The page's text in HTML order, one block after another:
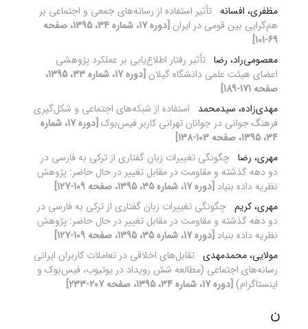
مظفری، افسانه تأثیر استفاده از رسانه‌های جمعی و اجتماعی بر
هم‌گرایی بین قومی در ایران
[دوره 17، شماره 34، 1395، صفحه
69-101]
معصومی‌راد، رضا تأثیر رفتار اطلاع‌یابی بر عملکرد پژوهشی
اعضای هیئت علمی دانشگاه گیلان
[دوره 17، شماره 33، 1395،
صفحه 171-189]
مهدی‌زاده، سیدمحمد
استفاده از شبکه‌های اجتماعی و شکل‌گیری
فرهنگ جوانی در جوانان تهرانی کاربر فیس‌بوک
[دوره 17، شماره
34، 1395، صفحه 103-138]
مهری، رضا چگونگی تغییرات زبان گفتاری از ترکی به فارسی در
دو دهه گذشته و مقاومت در مقابل تغییر در حال حاضر: پژوهش
نظریه داده بنیاد [دوره 17، شماره 35، 1395، صفحه 109-127]
مهری، کریم چگونگی تغییرات زبان گفتاری از ترکی به فارسی در
دو دهه گذشته و مقاومت در مقابل تغییر در حال حاضر: پژوهش
نظریه داده بنیاد [دوره 17، شماره 35، 1395، صفحه 109-127]
مولایی، محمدمهدی تقابل‌های اخلاقی در تعاملات کاربران ایرانی
رسانه‌های اجتماعی (مطالعه شش رویداد در یوتیوب، فیس‌بوک و
اینستاگرام) [دوره 17، شماره 34، 1395، صفحه 207-233]
ن